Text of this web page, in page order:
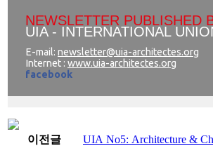
NEWSLETTER PUBLISHED
UIA - INTERNATIONAL
E-mail: newsletter@uia-architectes.org
Internet : www.uia-architectes.org
facebook
이전글
UIA No5: Architecture &